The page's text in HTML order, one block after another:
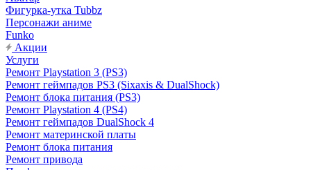
Фигурка-утка Tubbz
Персонажи аниме
Funko
Акции
Услуги
Ремонт Playstation 3 (PS3)
Ремонт геймпадов PS3 (Sixaxis & DualShock)
Ремонт блока питания (PS3)
Ремонт Playstation 4 (PS4)
Ремонт геймпадов DualShock 4
Ремонт материнской платы
Ремонт блока питания
Ремонт привода